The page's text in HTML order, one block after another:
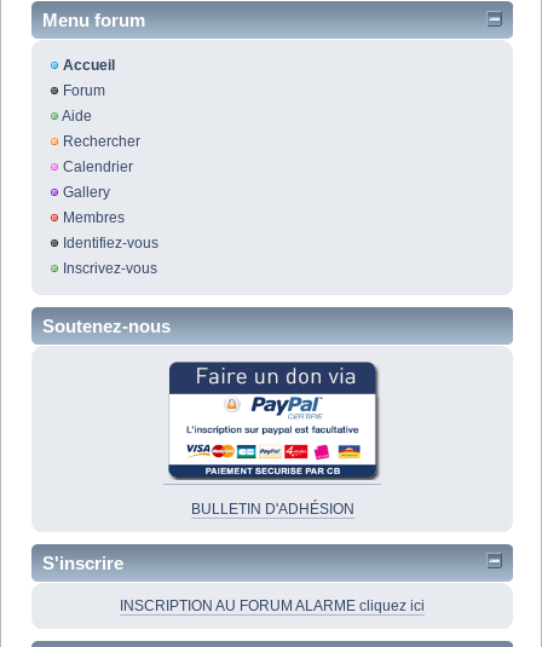
Menu forum
Accueil
Forum
Aide
Rechercher
Calendrier
Gallery
Membres
Identifiez-vous
Inscrivez-vous
Soutenez-nous
BULLETIN D'ADHÉSION
S'inscrire
INSCRIPTION AU FORUM ALARME cliquez ici